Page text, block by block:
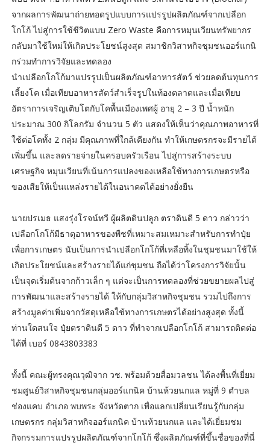
จากผลการพัฒนาถ่ายทอดรูปแบบการแปรรูปผลิตภัณฑ์จากเปลือก
โกโก้ ไปสู่การใช้ชีวิตแบบ Zero Waste คือการหมุนเวียนทรัพยากร
กลับมาใช้ใหม่ให้เกิดประโยชน์สูงสุด สมาชิกวิสาหกิจชุมชนออร์แกนิ
กร่วมทำการวิจัยและทดลอง
นำเปลือกโกโก้มาแปรรูปเป็นผลิตภัณฑ์อาหารสัตว์ ช่วยลดต้นทุนการ
เลี้ยงโค เมื่อเทียบอาหารสัตว์สำเร็จรูปในท้องตลาดและเมื่อเทียบ
อัตราการเจริญเติบโตกับโคพื้นเมืองเพศผู้ อายุ 2 – 3 ปี น้ำหนัก
ประมาณ 300 กิโลกรัม จำนวน 5 ตัว แสดงให้เห็นว่าคุณภาพอาหารที่
ใช้ต่อโคทั้ง 2 กลุ่ม มีคุณภาพที่ใกล้เคียงกัน ทำให้เกษตรกรจะมีรายได้
เพิ่มขึ้น และลดรายจ่ายในครอบครัวเรือน ไปสู่การสร้างระบบ
เศรษฐกิจ หมุนเวียนที่เน้นการแปลงของเหลือใช้ทางการเกษตรหรือ
ของเสียให้เป็นแหล่งรายได้ในอนาคตได้อย่างยั่งยืน
นายปรเมธ แสงรุ่งโรจน์ทวี ผู้ผลิตดินปลูก ตราดินดี 5 ดาว กล่าวว่า
เปลือกโกโก้มีธาตุอาหารของพืชที่เหมาะสมเหมาะสำหรับการทำปุ๋ย
เพื่อการเกษตร นับเป็นการนำเปลือกโกโก้ที่เหลือทิ้งในชุมชนมาใช้ให้
เกิดประโยชน์และสร้างรายได้แก่ชุมชน ถือได้ว่าโครงการวิจัยนั้น
เป็นจุดเริ่มต้นจากก้าวเล็ก ๆ แต่จะเป็นการทดลองที่ช่วยขยายผลไปสู่
การพัฒนาและสร้างรายได้ ให้กับกลุ่มวิสาหกิจชุมชน รวมไปถึงการ
สร้างมูลค่าเพิ่มจากวัสดุเหลือใช้ทางการเกษตรได้อย่างสูงสุด ทั้งนี้
ท่านใดสนใจ ปุ๋ยตราดินดี 5 ดาว ที่ทำจากเปลือกโกโก้ สามารถติดต่อ
ได้ที่ เบอร์ 0843803383
ทั้งนี้ คณะผู้ทรงคุณวุฒิจาก วช. พร้อมด้วยสื่อมวลชน ได้ลงพื้นที่เยี่ยม
ชมศูนย์วิสาหกิจชุมชนกลุ่มออร์แกนิค บ้านห้วยนกแล หมู่ที่ 9 ตำบล
ช่องแคบ อำเภอ พบพระ จังหวัดตาก เพื่อแลกเปลี่ยนเรียนรู้กับกลุ่ม
เกษตรกร กลุ่มวิสาหกิจออร์แกนิค บ้านห้วยนกแล และได้เยี่ยมชม
กิจกรรมการแปรรูปผลิตภัณฑ์จากโกโก้ ซึ่งผลิตภัณฑ์ที่ขึ้นชื่อของที่นี่